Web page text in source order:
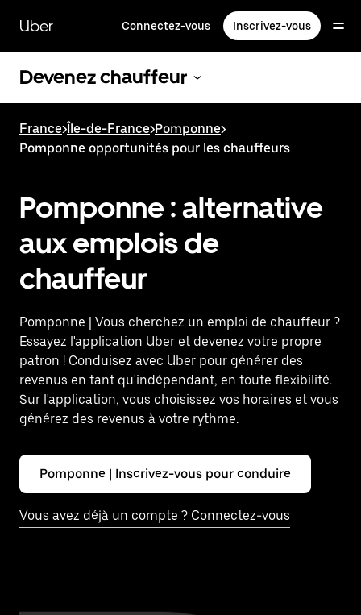
contenu
principal
Uber Connectez-vous Inscrivez-vous
Devenez chauffeur
France>Île-de-France>Pomponne>
Pomponne opportunités pour les chauffeurs
Pomponne : alternative
aux emplois de
chauffeur
Pomponne | Vous cherchez un emploi de chauffeur ?
Essayez l'application Uber et devenez votre propre
patron ! Conduisez avec Uber pour générer des
revenus en tant qu'indépendant, en toute flexibilité.
Sur l'application, vous choisissez vos horaires et vous
générez des revenus à votre rythme.
Pomponne | Inscrivez-vous pour conduire
Vous avez déjà un compte ? Connectez-vous